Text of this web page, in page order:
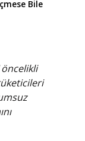
Bile
öncelikli